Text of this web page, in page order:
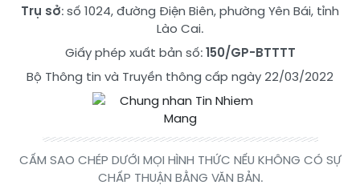
Trụ sở: số 1024, đường Điện Biên, phường Yên Bái, tỉnh
Lào Cai.
Giấy phép xuất bản số:150/GP-BTTTT
Bộ Thông tin và Truyền thông cấp ngày 22/03/2022
CẤM SAO CHÉP DƯỚI MỌI HÌNH THỨC NẾU KHÔNG CÓ SỰ
CHẤP THUẬN BẰNG VĂN BẢN.